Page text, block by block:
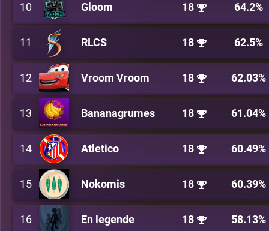
10 Gloom 18 64.2%
11 RLCS 18 62.5%
12 Vroom Vroom 18 62.03%
13 Bananagrumes 18 61.04%
14 Atletico 18 60.49%
15 Nokomis 18 60.39%
16 En legende 18 58.13%